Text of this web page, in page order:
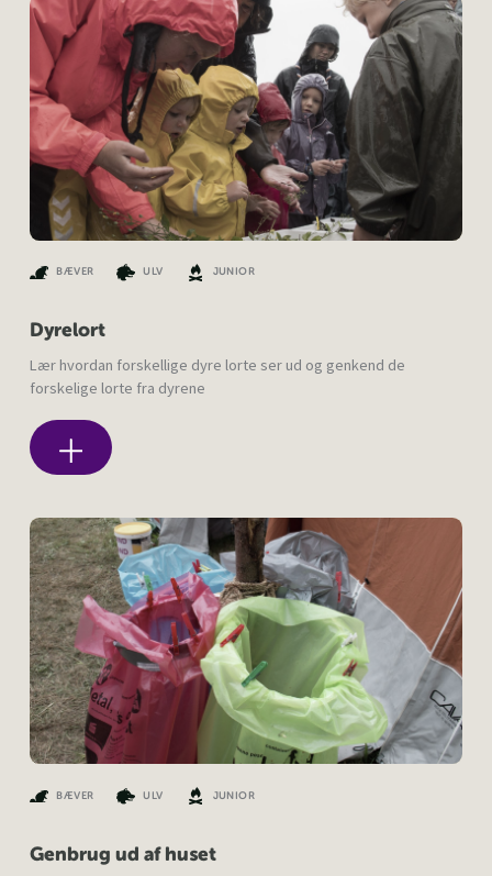
BÆVER ULV JUNIOR
Dyrelort
Lær hvordan forskellige dyre lorte ser ud og genkend de
forskelige lorte fra dyrene
BÆVER ULV JUNIOR
Genbrug ud af huset